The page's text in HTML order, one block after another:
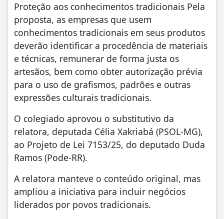
Proteção aos conhecimentos tradicionais Pela
proposta, as empresas que usem
conhecimentos tradicionais em seus produtos
deverão identificar a procedência de materiais
e técnicas, remunerar de forma justa os
artesãos, bem como obter autorização prévia
para o uso de grafismos, padrões e outras
expressões culturais tradicionais.
O colegiado aprovou o substitutivo da
relatora, deputada Célia Xakriabá (PSOL-MG),
ao Projeto de Lei 7153/25, do deputado Duda
Ramos (Pode-RR).
A relatora manteve o conteúdo original, mas
ampliou a iniciativa para incluir negócios
liderados por povos tradicionais.